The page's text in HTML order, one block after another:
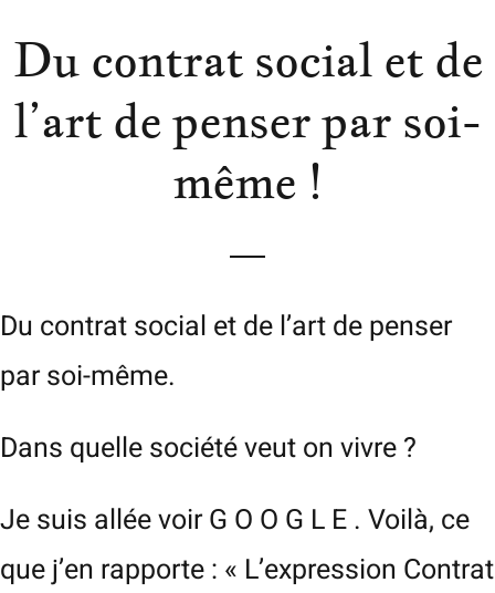
Du contrat social et de
l’art de penser par soi-
même !
Du contrat social et de l’art de penser
par soi-même.
Dans quelle société veut on vivre ?
Je suis allée voir G O O G L E . Voilà, ce
que j’en rapporte : « L’expression Contrat